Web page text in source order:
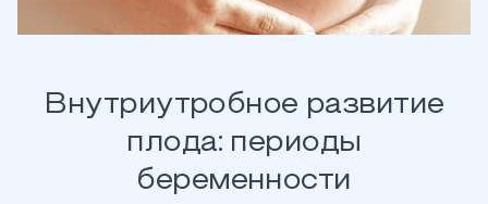
Внутриутробное развитие
плода: периоды
беременности